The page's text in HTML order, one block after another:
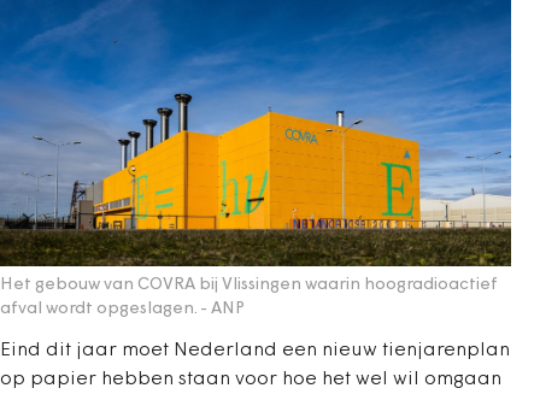
Het gebouw van COVRA bij Vlissingen waarin hoogradioactief
afval wordt opgeslagen. - ANP
Eind dit jaar moet Nederland een nieuw tienjarenplan
op papier hebben staan voor hoe het wel wil omgaan